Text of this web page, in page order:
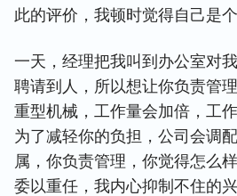
此的评价，我顿时觉得自己是
一天，经理把我叫到办公室对
聘请到人，所以想让你负责管
重型机械，工作量会加倍，工
为了减轻你的负担，公司会调
属，你负责管理，你觉得怎么
委以重任，我内心抑制不住的